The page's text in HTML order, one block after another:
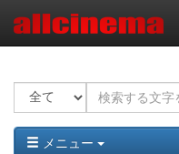
メニュー